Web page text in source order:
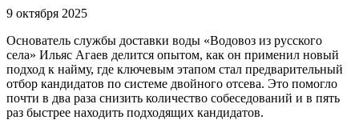
9 октября 2025
Основатель службы доставки воды «Водовоз из русского
села» Ильяс Агаев делится опытом, как он применил новый
подход к найму, где ключевым этапом стал предварительный
отбор кандидатов по системе двойного отсева. Это помогло
почти в два раза снизить количество собеседований и в пять
раз быстрее находить подходящих кандидатов.